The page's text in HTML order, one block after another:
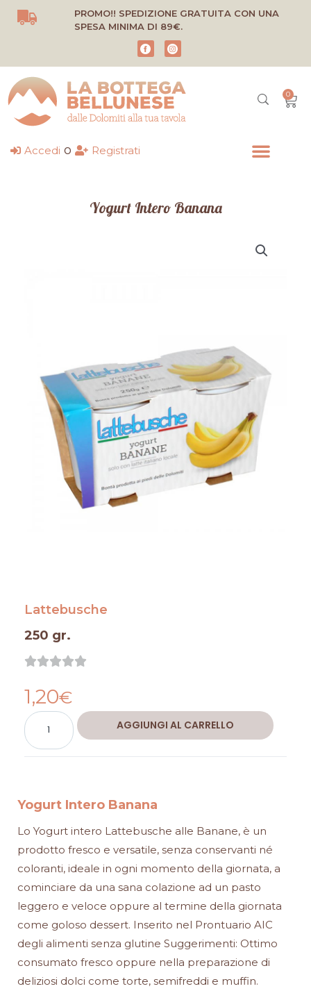
Vai
PROMO!! SPEDIZIONE GRATUITA CON UNA
SPESA MINIMA DI 89€.
0
Accedi o Registrati
Yogurt Intero Banana
Lattebusche
250 gr.

5
1,20€
Yogurt
Intero
Banana
AGGIUNGI AL CARRELLO
Alternative:
Yogurt Intero Banana
Lo Yogurt intero Lattebusche alle Banane, è un
prodotto fresco e versatile, senza conservanti né
coloranti, ideale in ogni momento della giornata, a
cominciare da una sana colazione ad un pasto
leggero e veloce oppure al termine della giornata
come goloso dessert. Inserito nel Prontuario AIC
degli alimenti senza glutine Suggerimenti: Ottimo
consumato fresco oppure nella preparazione di
deliziosi dolci come torte, semifreddi e muffin.